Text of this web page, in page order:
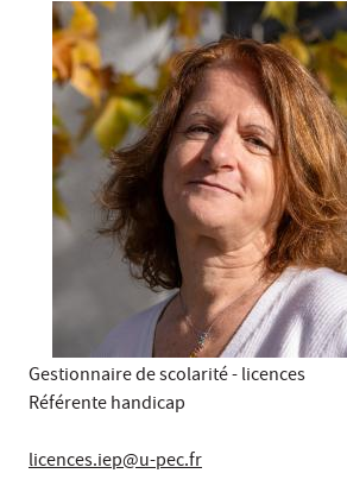
Gestionnaire de scolarité - licences
Référente handicap
licences.iep@u-pec.fr